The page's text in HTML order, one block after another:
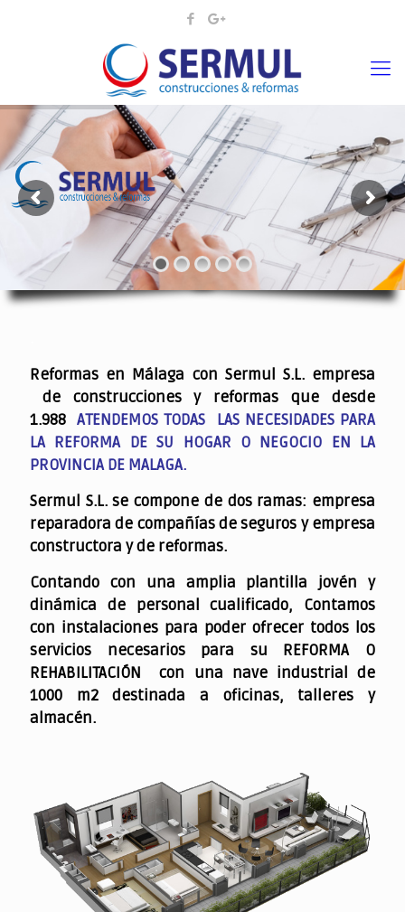
¡¡DAMOS VIDA A SUS
Reformas en Málaga con Sermul S.L. empresa
de construcciones y reformas que desde
1.988ATENDEMOS TODAS LAS NECESIDADES PARA
LA REFORMA DE SU HOGAR O NEGOCIO EN LA
PROVINCIA DE MALAGA.
Sermul S.L. se compone de dos ramas: empresa
reparadora de compañías de seguros y empresa
constructora y de reformas.
Contando con una amplia plantilla jovén y
dinámica de personal cualificado, Contamos
con instalaciones para poder ofrecer todos los
servicios necesarios para su REFORMA O
REHABILITACIÓN con una nave industrial de
1000 m2 destinada a oficinas, talleres y
almacén.